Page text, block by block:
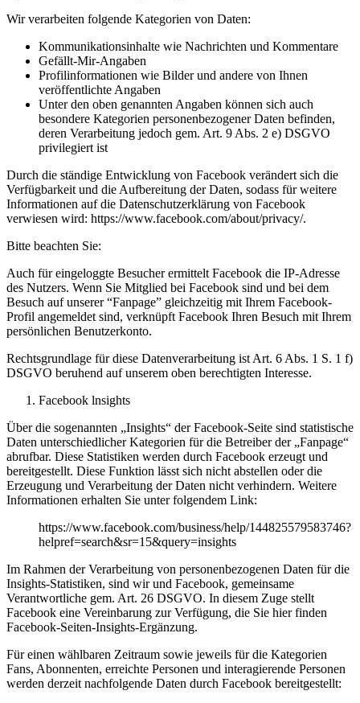
Wir verarbeiten folgende Kategorien von Daten:
Kommunikationsinhalte wie Nachrichten und Kommentare
Gefällt-Mir-Angaben
Profilinformationen wie Bilder und andere von Ihnen
veröffentlichte Angaben
Unter den oben genannten Angaben können sich auch
besondere Kategorien personenbezogener Daten befinden,
deren Verarbeitung jedoch gem. Art. 9 Abs. 2 e) DSGVO
privilegiert ist
Durch die ständige Entwicklung von Facebook verändert sich die
Verfügbarkeit und die Aufbereitung der Daten, sodass für weitere
Informationen auf die Datenschutzerklärung von Facebook
verwiesen wird: https://www.facebook.com/about/privacy/.
Bitte beachten Sie:
Auch für eingeloggte Besucher ermittelt Facebook die IP-Adresse
des Nutzers. Wenn Sie Mitglied bei Facebook sind und bei dem
Besuch auf unserer “Fanpage” gleichzeitig mit Ihrem Facebook-
Profil angemeldet sind, verknüpft Facebook Ihren Besuch mit Ihrem
persönlichen Benutzerkonto.
Rechtsgrundlage für diese Datenverarbeitung ist Art. 6 Abs. 1 S. 1 f)
DSGVO beruhend auf unserem oben berechtigten Interesse.
Facebook lnsights
Über die sogenannten „Insights“ der Facebook-Seite sind statistische
Daten unterschiedlicher Kategorien für die Betreiber der „Fanpage“
abrufbar. Diese Statistiken werden durch Facebook erzeugt und
bereitgestellt. Diese Funktion lässt sich nicht abstellen oder die
Erzeugung und Verarbeitung der Daten nicht verhindern. Weitere
Informationen erhalten Sie unter folgendem Link:
https://www.facebook.com/business/help/144825579583746?
helpref=search&sr=15&query=insights
Im Rahmen der Verarbeitung von personenbezogenen Daten für die
Insights-Statistiken, sind wir und Facebook, gemeinsame
Verantwortliche gem. Art. 26 DSGVO. In diesem Zuge stellt
Facebook eine Vereinbarung zur Verfügung, die Sie hier finden
Facebook-Seiten-Insights-Ergänzung.
Für einen wählbaren Zeitraum sowie jeweils für die Kategorien
Fans, Abonnenten, erreichte Personen und interagierende Personen
werden derzeit nachfolgende Daten durch Facebook bereitgestellt: